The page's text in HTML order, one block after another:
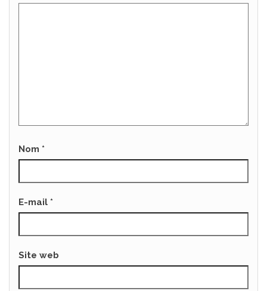
Nom *
E-mail *
Site web